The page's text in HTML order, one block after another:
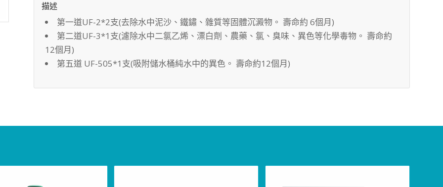
描述
第一道UF-2*2支(去除水中泥沙、鐵鏽、雜質等固體沉澱物。 壽命約 6個月)
第二道UF-3*1支(濾除水中二氯乙烯、漂白劑、農藥、氯、臭味、異色等化學毒物。 壽命約
12個月)
第五道 UF-505*1支(吸附儲水桶純水中的異色。 壽命約12個月)